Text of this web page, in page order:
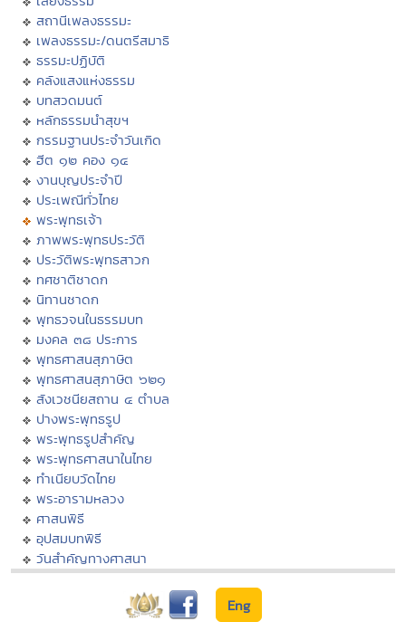
สถานีเพลงธรรมะ
เพลงธรรมะ/ดนตรีสมาธิ
ธรรมะปฏิบัติ
คลังแสงแห่งธรรม
บทสวดมนต์
หลักธรรมนำสุขฯ
กรรมฐานประจำวันเกิด
ฮีต ๑๒ คอง ๑๔
งานบุญประจำปี
ประเพณีทั่วไทย
พระพุทธเจ้า
ภาพพระพุทธประวัติ
ประวัติพระพุทธสาวก
ทศชาติชาดก
นิทานชาดก
พุทธวจนในธรรมบท
มงคล ๓๘ ประการ
พุทธศาสนสุภาษิต
พุทธศาสนสุภาษิต ๖๒๑
สังเวชนียสถาน ๔ ตำบล
ปางพระพุทธรูป
พระพุทธรูปสำคัญ
พระพุทธศาสนาในไทย
ทำเนียบวัดไทย
พระอารามหลวง
ศาสนพิธี
อุปสมบทพิธี
วันสำคัญทางศาสนา
Eng